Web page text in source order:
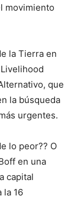
movimiento
la Tierra en
que
la búsqueda
urgentes.
lo peor?? O
en una
capital
la 16